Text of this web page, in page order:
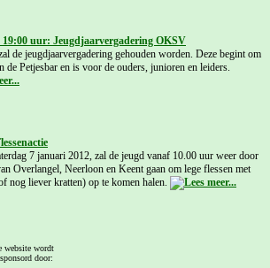
19:00 uur: Jeugdjaarvergadering OKSV
de jeugdjaarvergadering gehouden worden. Deze begint om
de Petjesbar en is voor de ouders, junioren en leiders.
7 januari 2012, zal de jeugd vanaf 10.00 uur weer door
Overlangel, Neerloon en Keent gaan om lege flessen met
nog liever kratten) op te komen halen.
7 januari 2012 zal de jeugd vanaf 10.00 uur weer door de
website wordt
door: